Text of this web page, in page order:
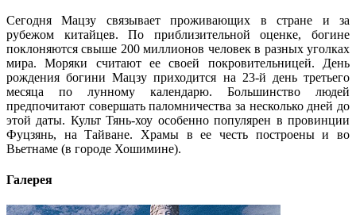
Сегодня Мацзу связывает проживающих в стране и за
рубежом китайцев. По приблизительной оценке, богине
поклоняются свыше 200 миллионов человек в разных уголках
мира. Моряки считают ее своей покровительницей. День
рождения богини Мацзу приходится на 23-й день третьего
месяца по лунному календарю. Большинство людей
предпочитают совершать паломничества за несколько дней до
этой даты. Культ Тянь-хоу особенно популярен в провинции
Фуцзянь, на Тайване. Храмы в ее честь построены и во
Вьетнаме (в городе Хошимине).
Галерея